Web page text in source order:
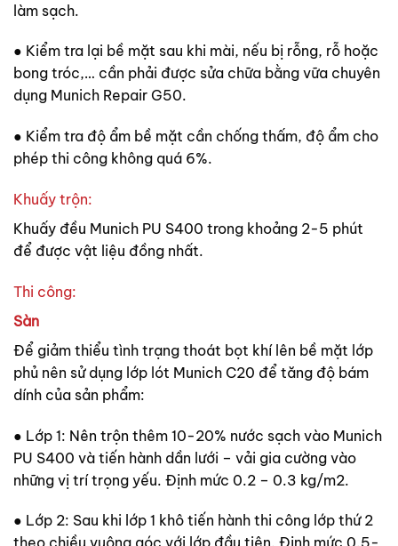
làm sạch.
● Kiểm tra lại bề mặt sau khi mài, nếu bị rỗng, rỗ hoặc
bong tróc,… cần phải được sửa chữa bằng vữa chuyên
dụng Munich Repair G50.
● Kiểm tra độ ẩm bề mặt cần chống thấm, độ ẩm cho
phép thi công không quá 6%.
Khuấy trộn:
Khuấy đều Munich PU S400 trong khoảng 2-5 phút
để được vật liệu đồng nhất.
Thi công:
Sàn
Để giảm thiểu tình trạng thoát bọt khí lên bề mặt lớp
phủ nên sử dụng lớp lót Munich C20 để tăng độ bám
dính của sản phẩm:
● Lớp 1: Nên trộn thêm 10-20% nước sạch vào Munich
PU S400 và tiến hành dần lưới – vải gia cường vào
những vị trí trọng yếu. Định mức 0.2 – 0.3 kg/m2.
● Lớp 2: Sau khi lớp 1 khô tiến hành thi công lớp thứ 2